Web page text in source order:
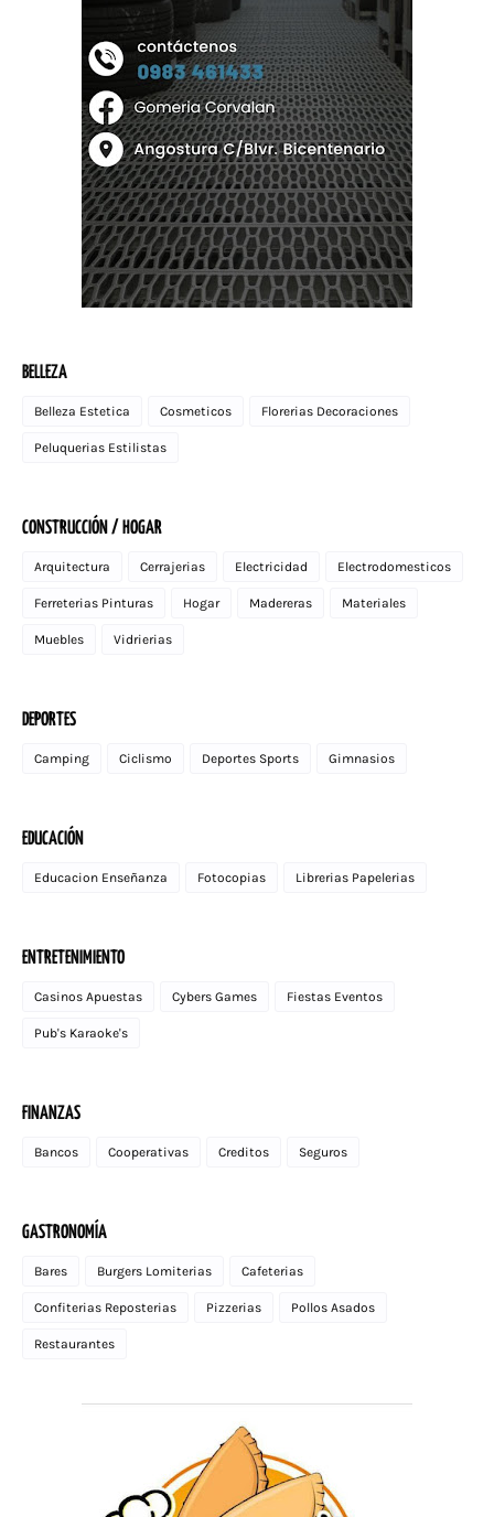
BELLEZA
Belleza Estetica Cosmeticos Florerias Decoraciones
Peluquerias Estilistas
CONSTRUCCIÓN / HOGAR
Arquitectura Cerrajerias Electricidad Electrodomesticos
Ferreterias Pinturas Hogar Madereras Materiales
Muebles Vidrierias
DEPORTES
Camping Ciclismo Deportes Sports Gimnasios
EDUCACIÓN
Educacion Enseñanza Fotocopias Librerias Papelerias
ENTRETENIMIENTO
Casinos Apuestas Cybers Games Fiestas Eventos
Pub's Karaoke's
FINANZAS
Bancos Cooperativas Creditos Seguros
GASTRONOMÍA
Bares Burgers Lomiterias Cafeterias
Confiterias Reposterias Pizzerias Pollos Asados
Restaurantes